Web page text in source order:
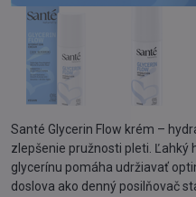
Santé Glycerin Flow krém –
zlepšenie pružnosti pleti. Ľahký
glycerínu pomáha udržiavať
doslova ako denný posilňovač